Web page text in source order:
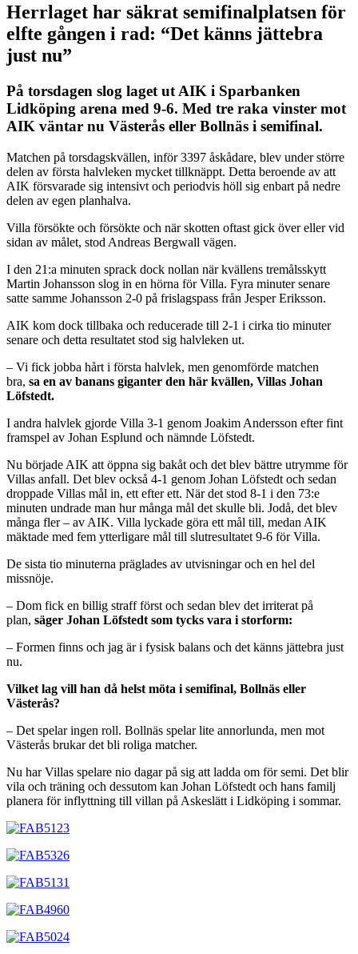
Herrlaget har säkrat semifinalplatsen för
elfte gången i rad: “Det känns jättebra
just nu”
På torsdagen slog laget ut AIK i Sparbanken
Lidköping arena med 9-6. Med tre raka vinster mot
AIK väntar nu Västerås eller Bollnäs i semifinal.
Matchen på torsdagskvällen, inför 3397 åskådare, blev under större
delen av första halvleken mycket tillknäppt. Detta beroende av att
AIK försvarade sig intensivt och periodvis höll sig enbart på nedre
delen av egen planhalva.
Villa försökte och försökte och när skotten oftast gick över eller vid
sidan av målet, stod Andreas Bergwall vägen.
I den 21:a minuten sprack dock nollan när kvällens tremålsskytt
Martin Johansson slog in en hörna för Villa. Fyra minuter senare
satte samme Johansson 2-0 på frislagspass från Jesper Eriksson.
AIK kom dock tillbaka och reducerade till 2-1 i cirka tio minuter
senare och detta resultatet stod sig halvleken ut.
– Vi fick jobba hårt i första halvlek, men genomförde matchen
bra, sa en av banans giganter den här kvällen, Villas Johan
Löfstedt.
I andra halvlek gjorde Villa 3-1 genom Joakim Andersson efter fint
framspel av Johan Esplund och nämnde Löfstedt.
Nu började AIK att öppna sig bakåt och det blev bättre utrymme för
Villas anfall. Det blev också 4-1 genom Johan Löfstedt och sedan
droppade Villas mål in, ett efter ett. När det stod 8-1 i den 73:e
minuten undrade man hur många mål det skulle bli. Jodå, det blev
många fler – av AIK. Villa lyckade göra ett mål till, medan AIK
mäktade med fem ytterligare mål till slutresultatet 9-6 för Villa.
De sista tio minuterna präglades av utvisningar och en hel del
missnöje.
– Dom fick en billig straff först och sedan blev det irriterat på
plan, säger Johan Löfstedt som tycks vara i storform:
– Formen finns och jag är i fysisk balans och det känns jättebra just
nu.
Vilket lag vill han då helst möta i semifinal, Bollnäs eller
Västerås?
– Det spelar ingen roll. Bollnäs spelar lite annorlunda, men mot
Västerås brukar det bli roliga matcher.
Nu har Villas spelare nio dagar på sig att ladda om för semi. Det blir
vila och träning och dessutom kan Johan Löfstedt och hans familj
planera för inflyttning till villan på Askeslätt i Lidköping i sommar.